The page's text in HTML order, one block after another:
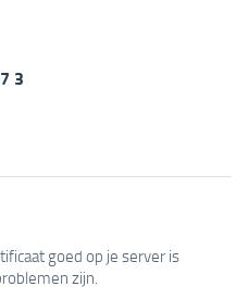
3
goed op je server is
zijn.